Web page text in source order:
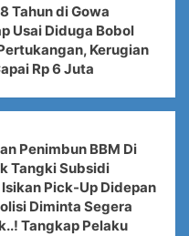
Tahun di Gowa
Usai Diduga Bobol
Kerugian
Rp 6 Juta
Penimbun BBM Di
Tangki Subsidi
Pick-Up Didepan
Diminta Segera
Tangkap Pelaku